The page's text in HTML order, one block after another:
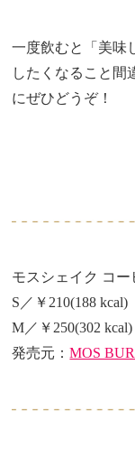
一度飲むと「美味
したくなること間
にぜひどうぞ！
モスシェイク コー
S／￥210(188 kcal)
M／￥250(302 kcal)
発売元：MOS